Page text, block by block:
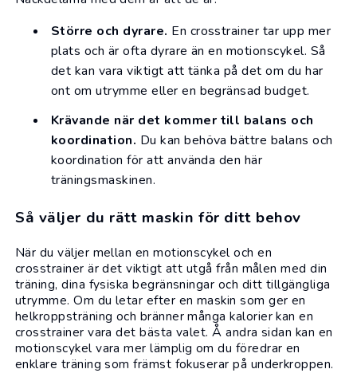
Större och dyrare. En crosstrainer tar upp mer
plats och är ofta dyrare än en motionscykel. Så
det kan vara viktigt att tänka på det om du har
ont om utrymme eller en begränsad budget.
Krävande när det kommer till balans och
koordination. Du kan behöva bättre balans och
koordination för att använda den här
träningsmaskinen.
Så väljer du rätt maskin för ditt behov
När du väljer mellan en motionscykel och en
crosstrainer är det viktigt att utgå från målen med din
träning, dina fysiska begränsningar och ditt tillgängliga
utrymme. Om du letar efter en maskin som ger en
helkroppsträning och bränner många kalorier kan en
crosstrainer vara det bästa valet. Å andra sidan kan en
motionscykel vara mer lämplig om du föredrar en
enklare träning som främst fokuserar på underkroppen.